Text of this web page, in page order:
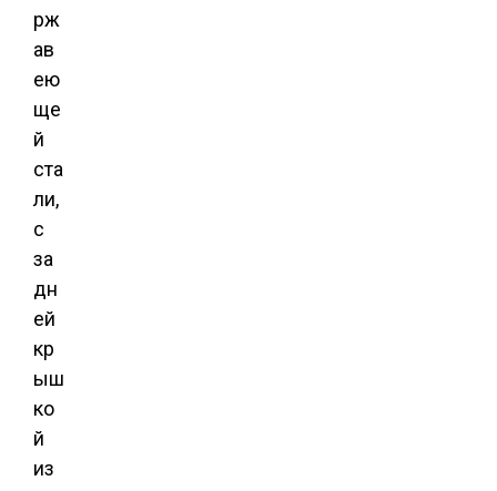
рж
ав
ею
ще
й
ста
ли,
с
за
дн
ей
кр
ыш
ко
й
из